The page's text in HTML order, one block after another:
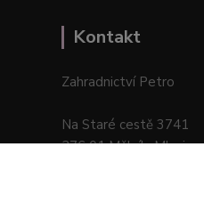
Kontakt
Zahradnictví Petro
Na Staré cestě 3741
276 01 Mělník–Mlazice